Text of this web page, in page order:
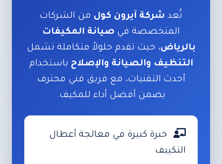
تُعد شركة آيرون كول من الشركات
المتخصصة في صيانة المكيفات
بالرياض، حيث تقدم حلولاً متكاملة تشمل
التنظيف والصيانة والإصلاح باستخدام
أحدث التقنيات، مع فريق فني محترف
يضمن أفضل أداء للمكيف.
خبرة كبيرة في معالجة أعطال
التكييف